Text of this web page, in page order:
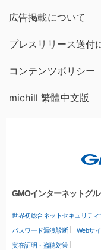
広告掲載について
プレスリリース送付
コンテンツポリシー
michill 繁體中文版
GMOインターネットグ
世界初総合ネットセキュリティ
パスワード漏洩診断 Webサ
実在証明・盗聴対策